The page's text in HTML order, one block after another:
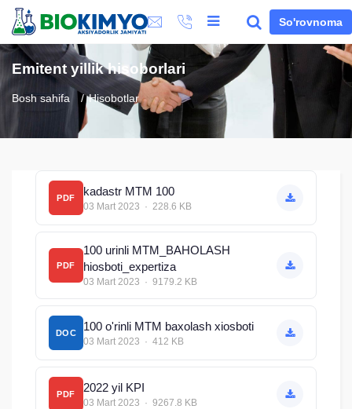
So'rovnoma
Emitent yillik hisoborlari
Bosh sahifa Hisobotlar
PDF
kadastr MTM 100
03 Mart 2023 · 228.6 KB
PDF
100 urinli MTM_BAHOLASH
hiosboti_expertiza
03 Mart 2023 · 9179.2 KB
DOC
100 o'rinli MTM baxolash xiosboti
03 Mart 2023 · 412 KB
PDF
2022 yil KPI
03 Mart 2023 · 9267.8 KB